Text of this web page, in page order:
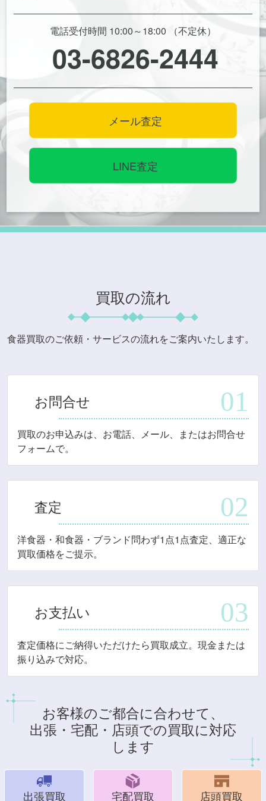
電話受付時間 10:00～18:00 （不定休）
03-6826-2444
メール査定
LINE査定
買取の流れ
食器買取のご依頼・サービスの流れをご案内いたします。
お問合せ
買取のお申込みは、お電話、メール、またはお問合せ
フォームで。
査定
洋食器・和食器・ブランド問わず1点1点査定、適正な
買取価格をご提示。
お支払い
査定価格にご納得いただけたら買取成立。現金または
振り込みで対応。
お客様のご都合に合わせて、
出張・宅配・店頭での買取に対応
します
出張買取 宅配買取 店頭買取